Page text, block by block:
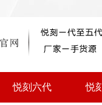
悦刻六代 悦